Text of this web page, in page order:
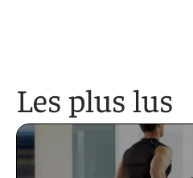
Les plus lus